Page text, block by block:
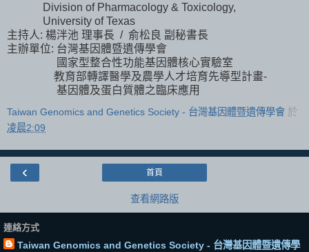
Division of Pharmacology & Toxicology,
University of Texas
主持人: 楊泮池 理事長 / 俞松良 副秘書長
主辦單位: 台灣基因體暨遺傳學會
國家型整合性功能基因體核心實驗室
教育部轉譯醫學及農學人才培育先導型計畫-
基因體及蛋白質體之臨床應用
Taiwan Genomics and Genetics Society - 台灣基因體暨遺傳學會 於
凌晨2:09
‹ 首頁
查看網路版
連絡方式
Taiwan Genomics and Genetics Society - 台灣基因體暨遺傳學